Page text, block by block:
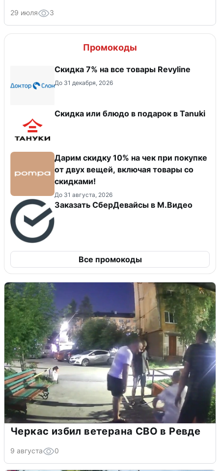
29 июля 3
Промокоды
​Скидка 7% на все товары Revyline
До 31 декабря, 2026
Скидка или блюдо в подарок в Tanuki
Дарим скидку 10% на чек при покупке
от двух вещей, включая товары со
скидками!
До 31 августа, 2026
Заказать СберДевайсы в М.Видео
Все промокоды
Черкас избил ветерана СВО в Ревде
9 августа 0